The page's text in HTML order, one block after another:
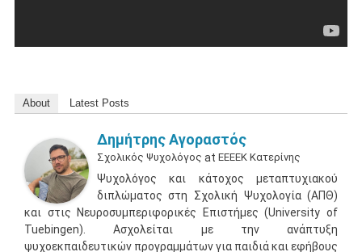
About Latest Posts
Δημήτρης Αγοραστός
Σχολικός Ψυχολόγος at ΕΕΕΕΚ Κατερίνης
Ψυχολόγος και κάτοχος μεταπτυχιακού
διπλώματος στη Σχολική Ψυχολογία (ΑΠΘ)
και στις Νευροσυμπεριφορικές Επιστήμες (University of
Tuebingen). Ασχολείται με την ανάπτυξη
ψυχοεκπαιδευτικών προγραμμάτων για παιδιά και εφήβους